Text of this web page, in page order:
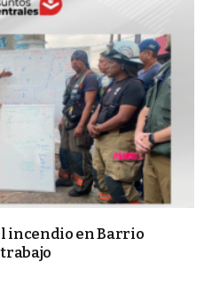
incendio en Barrio